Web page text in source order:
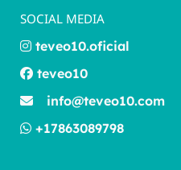
SOCIAL MEDIA
teveo10.oficial
teveo10
info@teveo10.com
+17863089798